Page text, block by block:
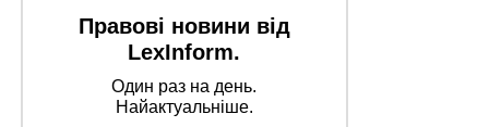
, постанову Верховного Суду у складі
Об’єднаної палати Касаційного цивільного суду від 11
грудня 2023 р. у справі № 463/13099/21
Читайте також: Не допускається виділ частки у
Правові новини від
LexInform.
Один раз на день.
Найактуальніше.